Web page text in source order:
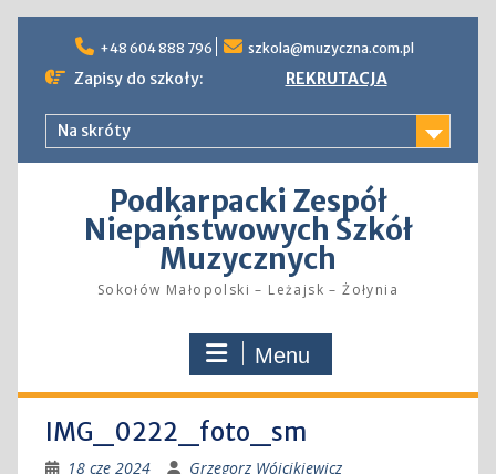
content
+48 604 888 796 szkola@muzyczna.com.pl
Zapisy do szkoły: REKRUTACJA
Na skróty
Podkarpacki Zespół
Niepaństwowych Szkół
Muzycznych
Sokołów Małopolski – Leżajsk – Żołynia
Menu
IMG_0222_foto_sm
18 cze 2024 Grzegorz Wójcikiewicz